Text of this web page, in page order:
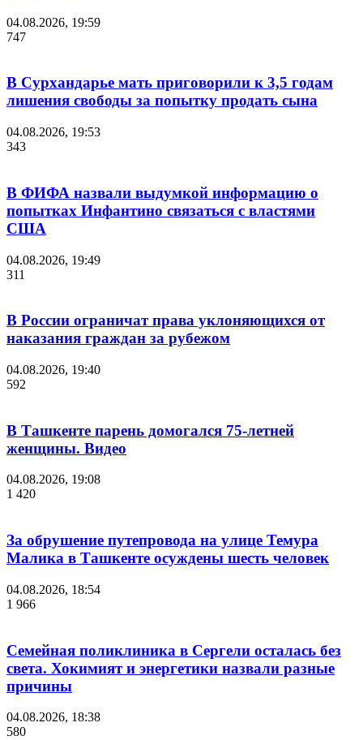
04.08.2026, 19:59
747
В Сурхандарье мать приговорили к 3,5 годам
лишения свободы за попытку продать сына
04.08.2026, 19:53
343
В ФИФА назвали выдумкой информацию о
попытках Инфантино связаться с властями
США
04.08.2026, 19:49
311
В России ограничат права уклоняющихся от
наказания граждан за рубежом
04.08.2026, 19:40
592
В Ташкенте парень домогался 75-летней
женщины. Видео
04.08.2026, 19:08
1 420
За обрушение путепровода на улице Темура
Малика в Ташкенте осуждены шесть человек
04.08.2026, 18:54
1 966
Семейная поликлиника в Сергели осталась без
света. Хокимият и энергетики назвали разные
причины
04.08.2026, 18:38
580